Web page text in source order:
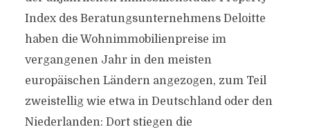
Index des Beratungsunternehmens Deloitte
haben die Wohnimmobilienpreise im
vergangenen Jahr in den meisten
europäischen Ländern angezogen, zum Teil
zweistellig wie etwa in Deutschland oder den
Niederlanden: Dort stiegen die